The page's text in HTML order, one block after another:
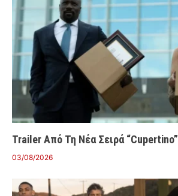
Trailer Από Τη Νέα Σειρά “Cupertino”
03/08/2026